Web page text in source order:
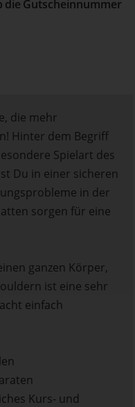
die Gutscheinnummer
die mehr
Hinter dem Begriff
Spielart des
Du in einer sicheren
in der
sorgen für eine
ganzen Körper,
ist eine sehr
einfach
Kurs- und